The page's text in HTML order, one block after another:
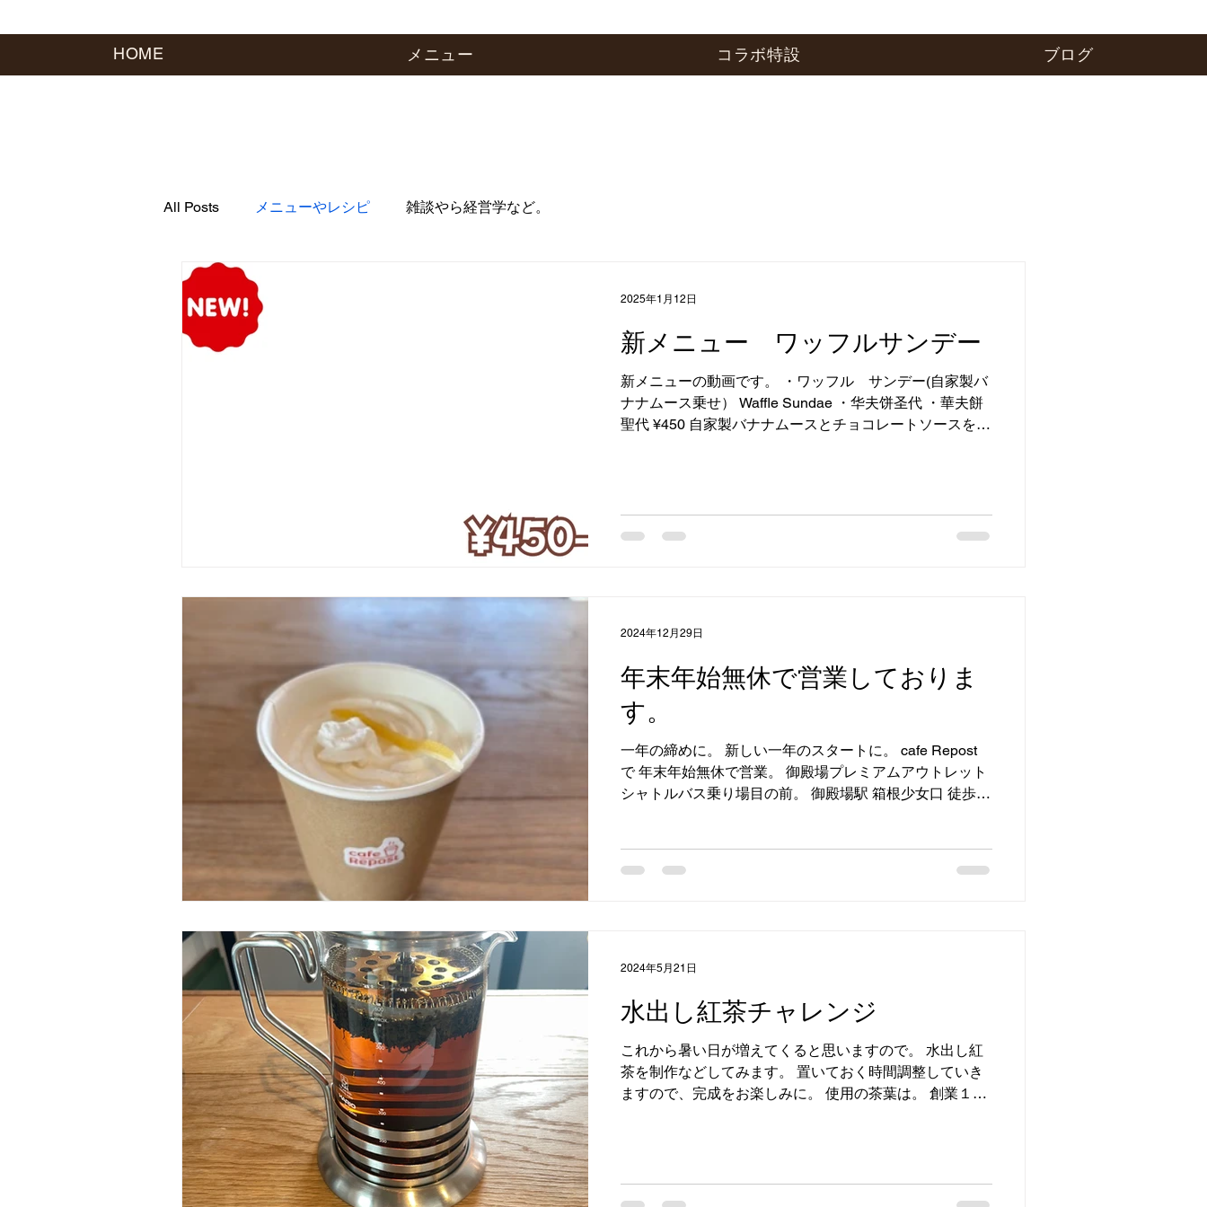
HOME メニュー コラボ特設 ブログ
All Posts メニューやレシピ 雑談やら経営学など。
新メニュー ワッフルサンデー
新メニューの動画です。 ・ワッフル サンデー(自家製バ
ナナムース乗せ） Waffle Sundae ・华夫饼圣代 ・華夫餅
聖代 ¥450 自家製バナナムースとチョコレートソースをト
2025年1月12日
年末年始無休で営業しておりま
す。
一年の締めに。 新しい一年のスタートに。 cafe Repost
で 年末年始無休で営業。 御殿場プレミアムアウトレット
シャトルバス乗り場目の前。 御殿場駅 箱根少女口 徒歩
2024年12月29日
水出し紅茶チャレンジ
これから暑い日が増えてくると思いますので。 水出し紅
茶を制作などしてみます。 置いておく時間調整していき
ますので、完成をお楽しみに。 使用の茶葉は。 創業１８
2024年5月21日